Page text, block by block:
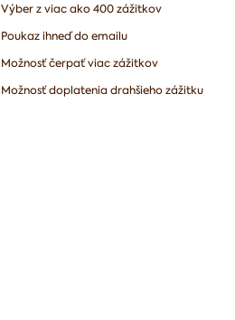
Výber z viac ako 400 zážitkov
Poukaz ihneď do emailu
Možnosť čerpať viac zážitkov
Možnosť doplatenia drahšieho zážitku